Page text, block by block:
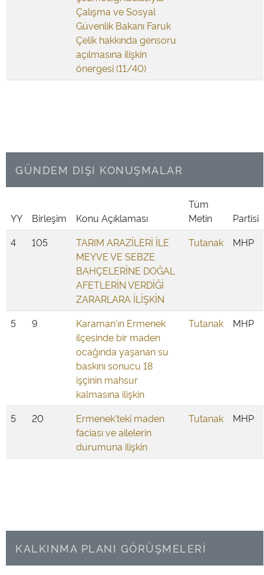
Çalışma ve Sosyal
Güvenlik Bakanı Faruk
Çelik hakkında gensoru
açılmasına ilişkin
önergesi (11/40)
GÜNDEM DIŞI KONUŞMALAR
YY Birleşim Konu Açıklaması
Tüm
Metin
Partisi
4
105
TARIM ARAZİLERİ İLE
MEYVE VE SEBZE
BAHÇELERİNE DOĞAL
AFETLERİN VERDİĞİ
ZARARLARA İLİŞKİN
Tutanak MHP
5 9
Karaman'ın Ermenek
ilçesinde bir maden
ocağında yaşanan su
baskını sonucu 18
işçinin mahsur
kalmasına ilişkin
Tutanak MHP
5 20
Ermenek'teki maden
faciası ve ailelerin
durumuna ilişkin
Tutanak MHP
KALKINMA PLANI GÖRÜŞMELERİ